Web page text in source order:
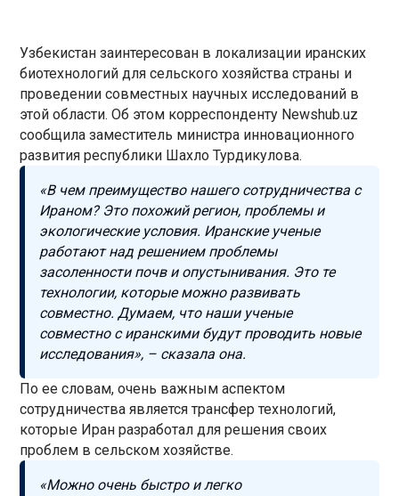
Узбекистан заинтересован в локализации иранских
биотехнологий для сельского хозяйства страны и
проведении совместных научных исследований в
этой области. Об этом корреспонденту Newshub.uz
сообщила заместитель министра инновационного
развития республики Шахло Турдикулова.
«В чем преимущество нашего сотрудничества с
Ираном? Это похожий регион, проблемы и
экологические условия. Иранские ученые
работают над решением проблемы
засоленности почв и опустынивания. Это те
технологии, которые можно развивать
совместно. Думаем, что наши ученые
совместно с иранскими будут проводить новые
исследования», – сказала она.
По ее словам, очень важным аспектом
сотрудничества является трансфер технологий,
которые Иран разработал для решения своих
проблем в сельском хозяйстве.
«Можно очень быстро и легко